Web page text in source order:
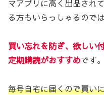
マアプリに高く出品され
る方もいらっしゃるので
買い忘れを防ぎ、欲しい
定期購読がおすすめです。
毎号自宅に届くので買い